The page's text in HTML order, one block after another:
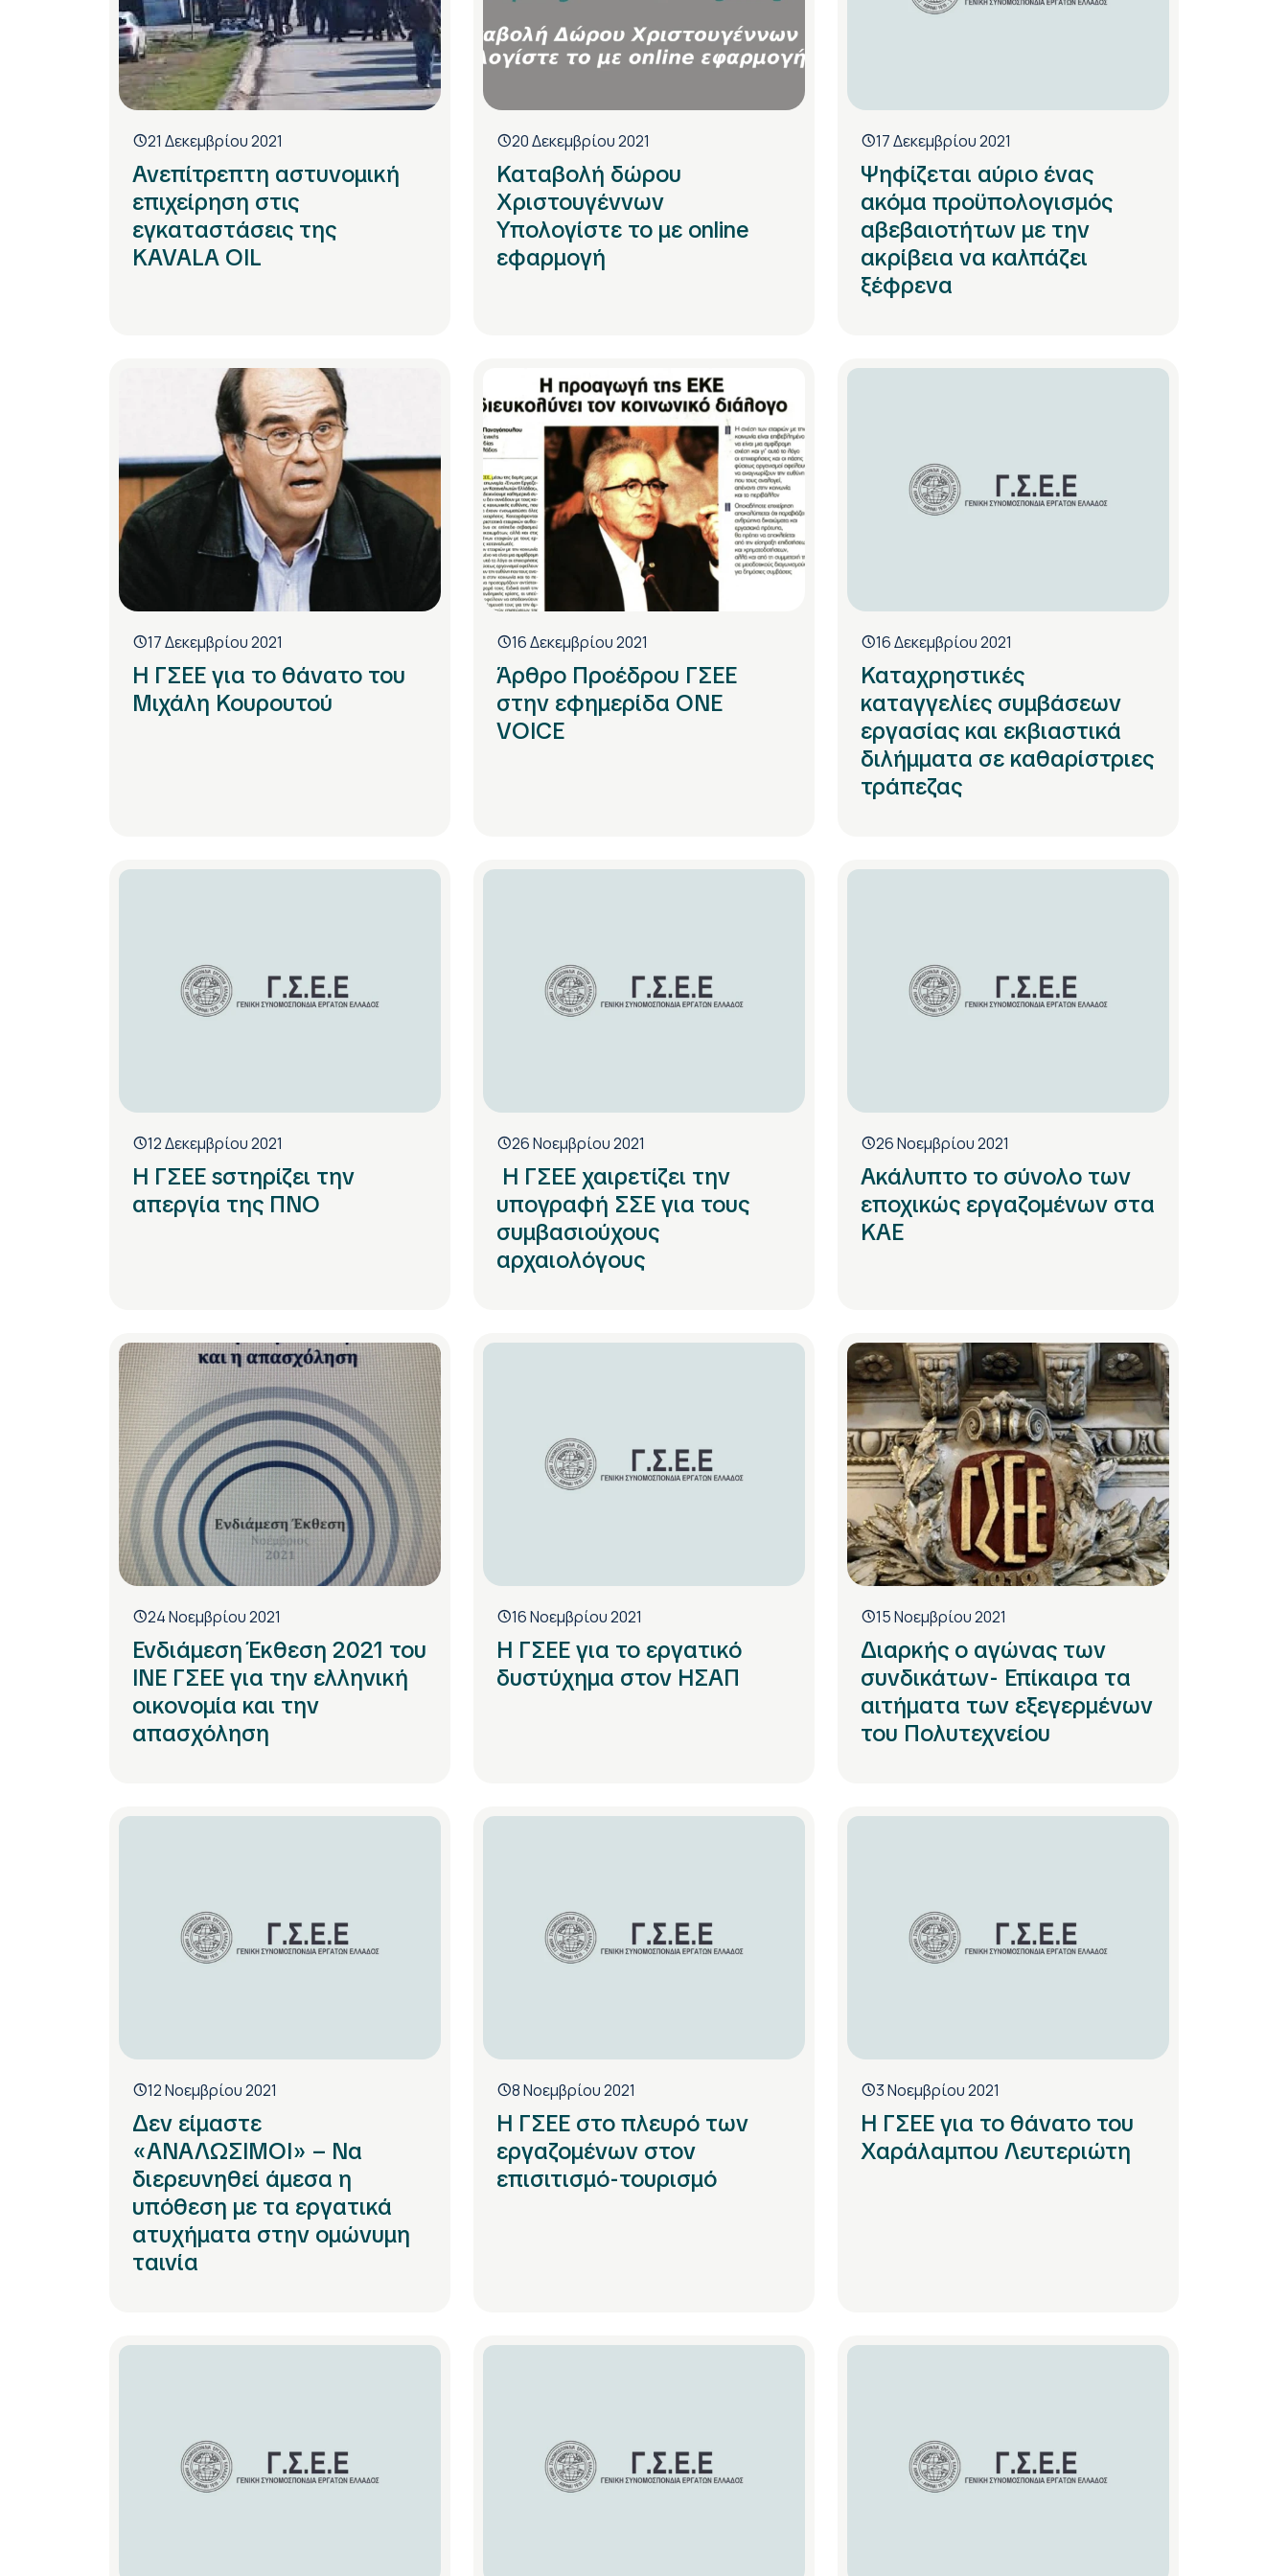
21 Δεκεμβρίου 2021
Ανεπίτρεπτη αστυνομική
επιχείρηση στις
εγκαταστάσεις της
KAVALA OIL
20 Δεκεμβρίου 2021
Καταβολή δώρου
Χριστουγέννων
Υπολογίστε το με online
εφαρμογή
17 Δεκεμβρίου 2021
Ψηφίζεται αύριο ένας
ακόμα προϋπολογισμός
αβεβαιοτήτων με την
ακρίβεια να καλπάζει
ξέφρενα
17 Δεκεμβρίου 2021
Η ΓΣΕΕ για το θάνατο του
Μιχάλη Κουρουτού
16 Δεκεμβρίου 2021
Άρθρο Προέδρου ΓΣΕΕ
στην εφημερίδα ONE
VOICE
16 Δεκεμβρίου 2021
Καταχρηστικές
καταγγελίες συμβάσεων
εργασίας και εκβιαστικά
διλήμματα σε καθαρίστριες
τράπεζας
12 Δεκεμβρίου 2021
Η ΓΣΕΕ sστηρίζει την
απεργία της ΠΝΟ
26 Νοεμβρίου 2021
Η ΓΣΕΕ χαιρετίζει την
υπογραφή ΣΣΕ για τους
συμβασιούχους
αρχαιολόγους
26 Νοεμβρίου 2021
Ακάλυπτο το σύνολο των
εποχικώς εργαζομένων στα
ΚΑΕ
24 Νοεμβρίου 2021
Ενδιάμεση Έκθεση 2021 του
ΙΝΕ ΓΣΕΕ για την ελληνική
οικονομία και την
απασχόληση
16 Νοεμβρίου 2021
Η ΓΣΕΕ για το εργατικό
δυστύχημα στον ΗΣΑΠ
15 Νοεμβρίου 2021
Διαρκής ο αγώνας των
συνδικάτων- Επίκαιρα τα
αιτήματα των εξεγερμένων
του Πολυτεχνείου
12 Νοεμβρίου 2021
Δεν είμαστε
«ΑΝΑΛΩΣΙΜΟΙ» – Να
διερευνηθεί άμεσα η
υπόθεση με τα εργατικά
ατυχήματα στην ομώνυμη
ταινία
8 Νοεμβρίου 2021
Η ΓΣΕΕ στο πλευρό των
εργαζομένων στον
επισιτισμό-τουρισμό
3 Νοεμβρίου 2021
Η ΓΣΕΕ για το θάνατο του
Χαράλαμπου Λευτεριώτη